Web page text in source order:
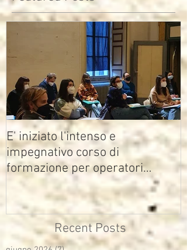
E' iniziato l'intenso e
impegnativo corso di
formazione per operatori
multimediali Avisco
Recent Posts